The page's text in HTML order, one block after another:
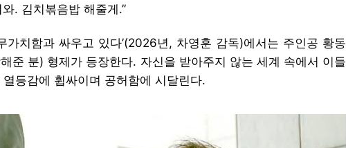
. 김치볶음밥 해줄게.”
가치함과 싸우고 있다’(2026년, 차영훈 감독)에서는 주인공 황동
준 분) 형제가 등장한다. 자신을 받아주지 않는 세계 속에서 이들
등감에 휩싸이며 공허함에 시달린다.